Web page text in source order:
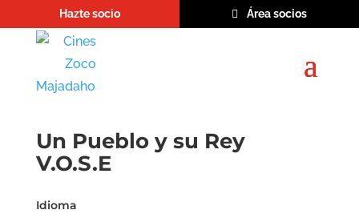
Hazte socio Área socios
Un Pueblo y su Rey
V.O.S.E
Idioma